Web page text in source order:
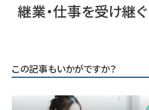
継業・仕事を受け継ぐ
この記事もいかがですか？